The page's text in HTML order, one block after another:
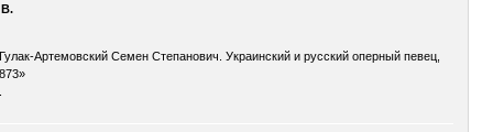
Артемовский Семен Степанович. Украинский и русский оперный певец,